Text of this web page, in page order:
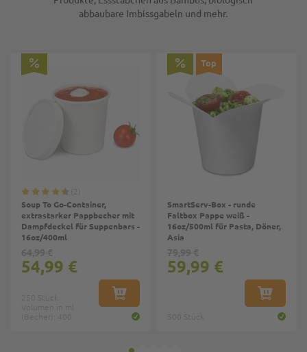
abbaubare Imbissgabeln und mehr.
Soup To Go-Container,
extrastarker Pappbecher mit
Dampfdeckel für Suppenbars -
16oz/400ml
IN DEN WARENKORB
54,99 €
Top
SmartServ-Box - runde
Faltbox Pappe weiß -
16oz/500ml für Pasta, Döner,
Asia
IN DEN
59,99 €